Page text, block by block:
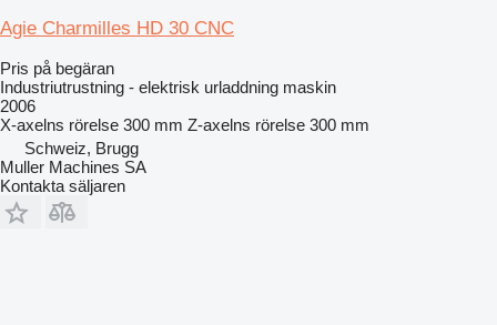
Agie Charmilles HD 30 CNC
Pris på begäran
Industriutrustning - elektrisk urladdning maskin
2006
X-axelns rörelse 300 mm Z-axelns rörelse 300 mm
Schweiz, Brugg
Muller Machines SA
Kontakta säljaren